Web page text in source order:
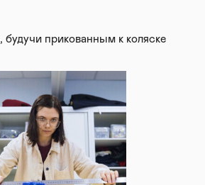
будучи прикованным к коляске